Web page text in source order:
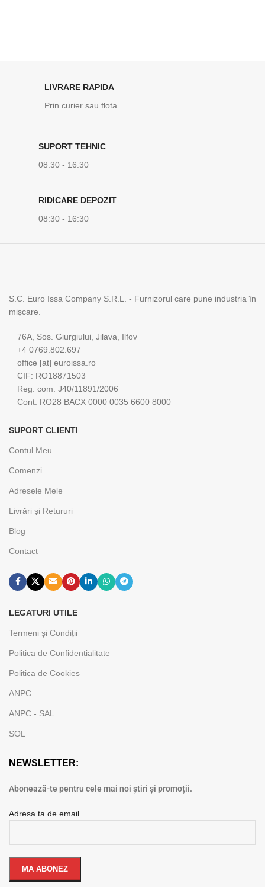
LIVRARE RAPIDA
Prin curier sau flota
SUPORT TEHNIC
08:30 - 16:30
RIDICARE DEPOZIT
08:30 - 16:30
S.C. Euro Issa Company S.R.L. - Furnizorul care pune industria în
mișcare.
76A, Sos. Giurgiului, Jilava, Ilfov
+4 0769.802.697
office [at] euroissa.ro
CIF: RO18871503
Reg. com: J40/11891/2006
Cont: RO28 BACX 0000 0035 6600 8000
SUPORT CLIENTI
Contul Meu
Comenzi
Adresele Mele
Livrări și Retururi
Blog
Contact
LEGATURI UTILE
Termeni și Condiții
Politica de Confidențialitate
Politica de Cookies
ANPC
ANPC - SAL
SOL
NEWSLETTER:
Abonează-te pentru cele mai noi știri și promoții.
Adresa ta de email